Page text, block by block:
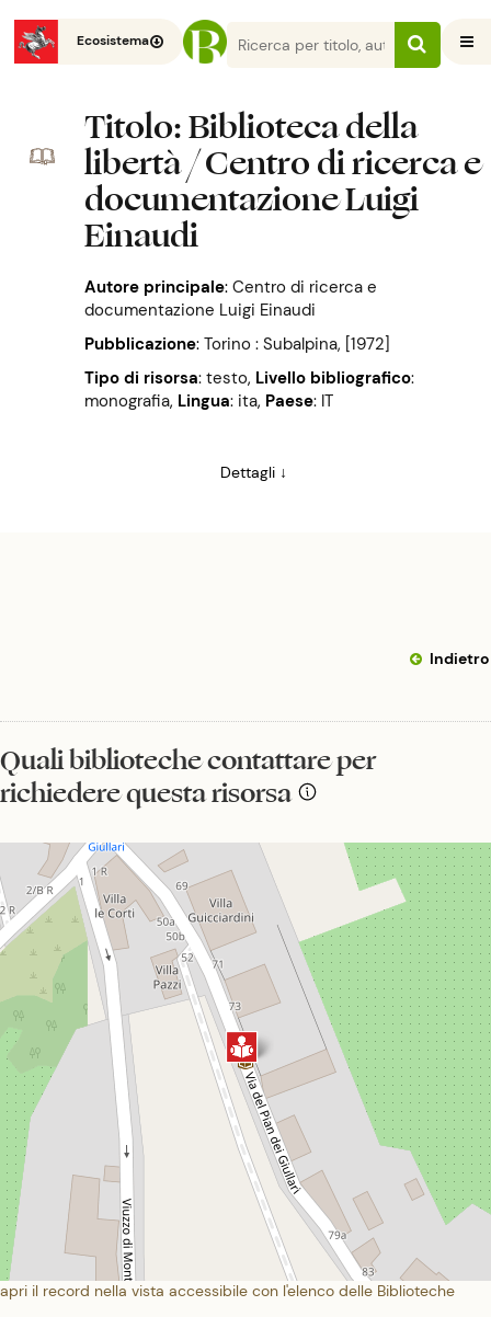
Ecosistema
Titolo: Biblioteca della
libertà / Centro di ricerca e
documentazione Luigi
Einaudi
Autore principale:Centro di ricerca e
documentazione Luigi Einaudi
Pubblicazione:Torino : Subalpina, [1972]
Tipo di risorsa: testo, Livello bibliografico:
monografia, Lingua: ita, Paese: IT
Dettagli ↓
Indietro
Quali biblioteche contattare per
richiedere questa risorsa
apri il record nella vista accessibile con l'elenco delle Biblioteche